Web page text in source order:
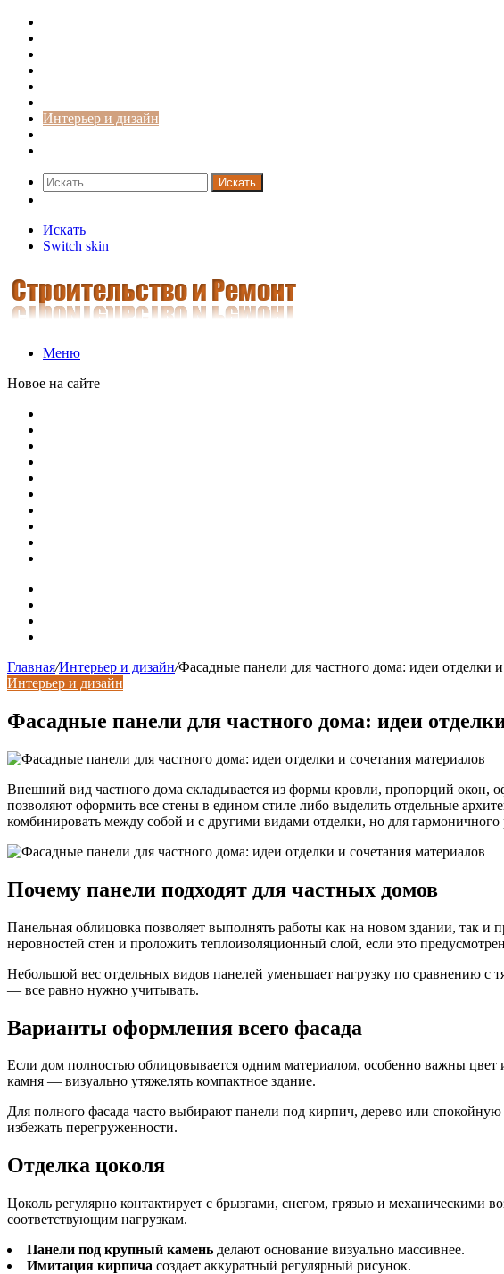
Интерьер и дизайн
Искать
Искать
Switch skin
Меню
Новое на сайте
Главная/Интерьер и дизайн/Фасадные панели для частного дома: идеи отделки
Интерьер и дизайн
Фасадные панели для частного дома: идеи
Внешний вид частного дома складывается из формы кровли, пропорций окон,
позволяют оформить все стены в едином стиле либо выделить отдельные
комбинировать между собой и с другими видами отделки, но для
Почему панели подходят для частных домов
Панельная облицовка позволяет выполнять работы как на новом здании, так
неровностей стен и проложить теплоизоляционный слой, если это
Небольшой вес отдельных видов панелей уменьшает нагрузку по сравнению
— все равно нужно учитывать.
Варианты оформления всего фасада
Если дом полностью облицовывается одним материалом, особенно важны
камня — визуально утяжелять компактное здание.
Для полного фасада часто выбирают панели под кирпич, дерево или
избежать перегруженности.
Отделка цоколя
Цоколь регулярно контактирует с брызгами, снегом, грязью и
соответствующим нагрузкам.
Панели под крупный камень делают основание визуально массивнее.
Имитация кирпича создает аккуратный регулярный рисунок.